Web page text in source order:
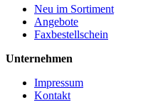
Neu im Sortiment
Angebote
Faxbestellschein
Unternehmen
Impressum
Kontakt